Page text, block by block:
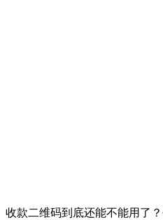
收款二维码到底还能不能用了